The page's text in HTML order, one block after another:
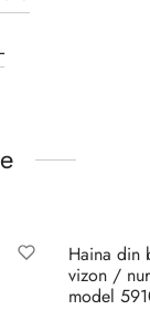
Haina din
vizon /
model